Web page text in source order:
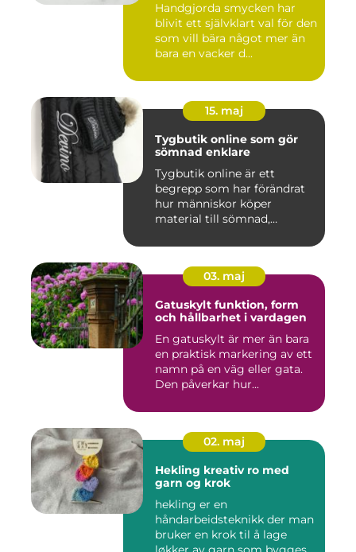
Handgjorda smycken har
blivit ett självklart val för den
som vill bära något mer än
bara en vacker d...
15. maj
Tygbutik online som gör
sömnad enklare
Tygbutik online är ett
begrepp som har förändrat
hur människor köper
material till sömnad,
03. maj
Gatuskylt funktion, form
och hållbarhet i vardagen
En gatuskylt är mer än bara
en praktisk markering av ett
namn på en väg eller gata.
Den påverkar hur...
02. maj
Hekling kreativ ro med
garn og krok
hekling er en
håndarbeidsteknikk der man
bruker en krok til å lage